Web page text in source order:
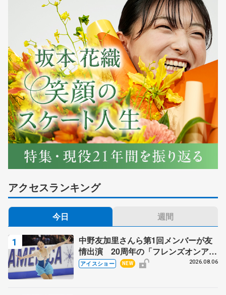
アクセスランキング
今日 週間
中野友加里さんら第1回メンバーが友
情出演 20周年の「フレンズオンアイ
ス」 宮本賢二さん、有川梨絵さん、
アイスショー NEW 2026.08.06